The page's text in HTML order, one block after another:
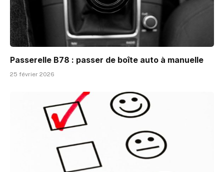
Passerelle B78 : passer de boîte auto à manuelle
25 février 2026